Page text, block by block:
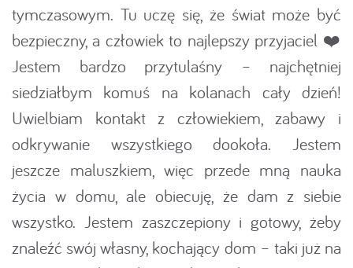
tymczasowym. Tu uczę się, że świat może być
bezpieczny, a człowiek to najlepszy przyjaciel ❤️
Jestem bardzo przytulaśny – najchętniej
siedziałbym komuś na kolanach cały dzień!
Uwielbiam kontakt z człowiekiem, zabawy i
odkrywanie wszystkiego dookoła. Jestem
jeszcze maluszkiem, więc przede mną nauka
życia w domu, ale obiecuję, że dam z siebie
wszystko. Jestem zaszczepiony i gotowy, żeby
znaleźć swój własny, kochający dom – taki już na